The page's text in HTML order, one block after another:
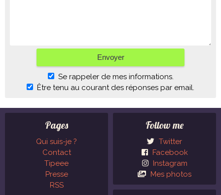
Se rappeler de mes informations.
Être tenu au courant des réponses par email.
Pages
Qui suis-je ?
Contact
Tipeee
Presse
RSS
Follow me
Twitter
Facebook
Instagram
Mes photos